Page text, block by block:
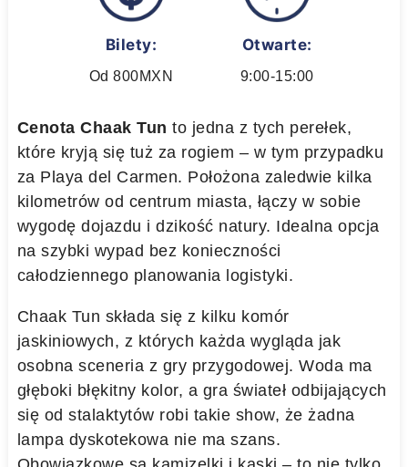
Bilety:
Od 800MXN
Otwarte:
9:00-15:00
Cenota Chaak Tun to jedna z tych perełek,
które kryją się tuż za rogiem – w tym przypadku
za Playa del Carmen. Położona zaledwie kilka
kilometrów od centrum miasta, łączy w sobie
wygodę dojazdu i dzikość natury. Idealna opcja
na szybki wypad bez konieczności
całodziennego planowania logistyki.
Chaak Tun składa się z kilku komór
jaskiniowych, z których każda wygląda jak
osobna sceneria z gry przygodowej. Woda ma
głęboki błękitny kolor, a gra świateł odbijających
się od stalaktytów robi takie show, że żadna
lampa dyskotekowa nie ma szans.